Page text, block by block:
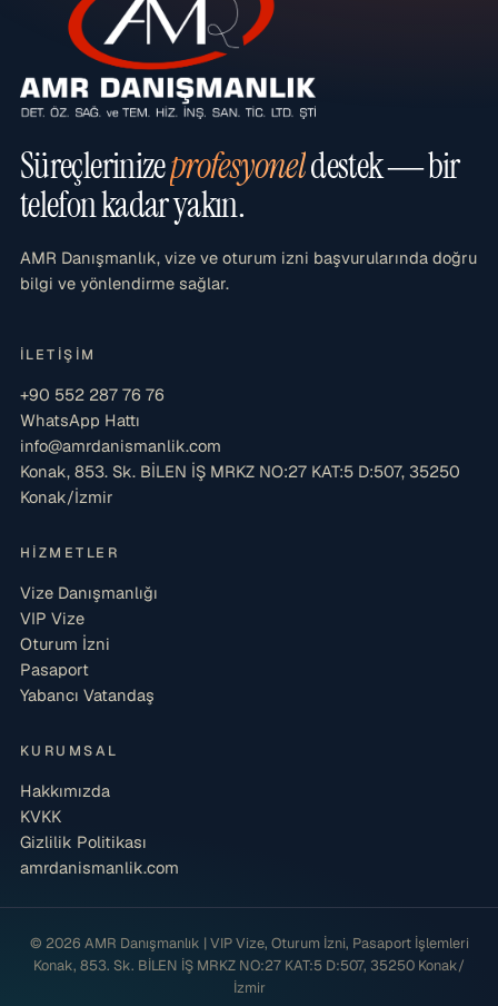
Süreçlerinizeprofesyoneldestek — bir
telefon kadar yakın.
AMR Danışmanlık, vize ve oturum izni başvurularında doğru
bilgi ve yönlendirme sağlar.
İLETIŞIM
+90 552 287 76 76
WhatsApp Hattı
info@amrdanismanlik.com
Konak, 853. Sk. BİLEN İŞ MRKZ NO:27 KAT:5 D:507, 35250
Konak/İzmir
HIZMETLER
Vize Danışmanlığı
VIP Vize
Oturum İzni
Pasaport
Yabancı Vatandaş
KURUMSAL
Hakkımızda
KVKK
Gizlilik Politikası
amrdanismanlik.com
© 2026 AMR Danışmanlık | VIP Vize, Oturum İzni, Pasaport İşlemleri
Konak, 853. Sk. BİLEN İŞ MRKZ NO:27 KAT:5 D:507, 35250 Konak/
İzmir